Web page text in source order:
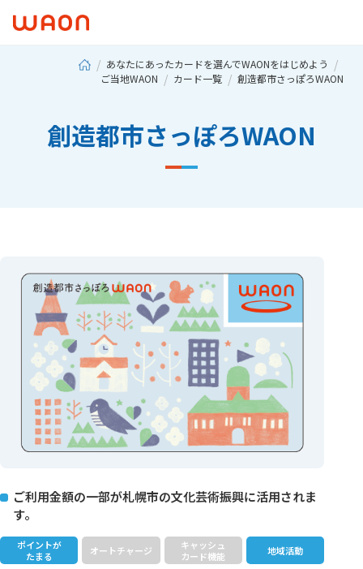
あなたにあったカードを選んでWAONをはじめよう
ご当地WAON
カード一覧 創造都市さっぽろWAON
創造都市さっぽろWAON
ご利用金額の一部が札幌市の文化芸術振興に活用されま
す。
ポイントが
たまる
オートチャージ
キャッシュ
カード機能
地域活動